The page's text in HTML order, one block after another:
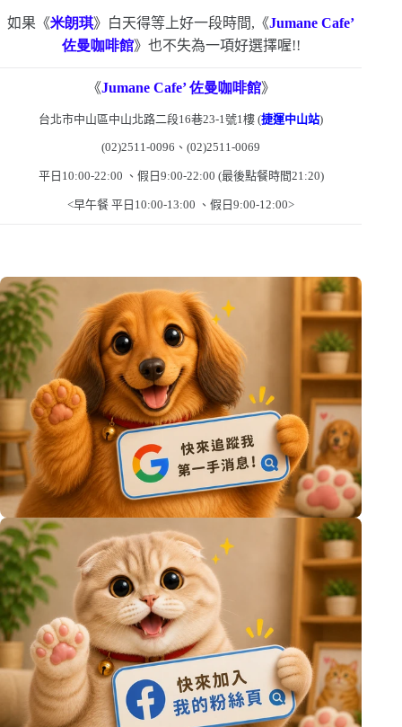
如果《米朗琪》白天得等上好一段時間,《Jumane Cafe’
佐曼咖啡館》也不失為一項好選擇喔!!
《Jumane Cafe’佐曼咖啡館》
台北市中山區中山北路二段16巷23-1號1樓 (捷運中山站)
(02)2511-0096 、(02)2511-0069
平日 10:00-22:00 、假日 9:00-22:00 (最後點餐時間21:20)
<早午餐 平日 10:00-13:00 、假日9:00-12:00>